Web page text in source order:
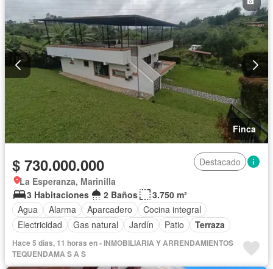
Finca
$ 730.000.000
Destacado
La Esperanza, Marinilla
3 Habitaciones
2 Baños
3.750 m²
Agua
Alarma Aparcadero
Cocina integral
Electricidad
Gas natural Jardín Patio Terraza
Hace 5 días, 11 horas en - INMOBILIARIA Y ARRENDAMIENTOS
TEQUENDAMA S A S